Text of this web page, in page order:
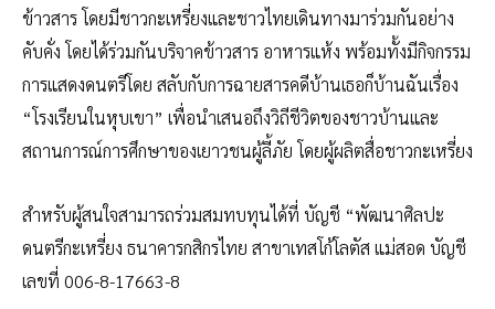
ข้าวสาร โดยมีชาวกะเหรี่ยงและชาวไทยเดินทางมาร่วมกันอย่าง
คับคั่ง โดยได้ร่วมกันบริจาคข้าวสาร อาหารแห้ง พร้อมทั้งมีกิจกรรม
การแสดงดนตรีโดย สลับกับการฉายสารคดีบ้านเธอก็บ้านฉันเรื่อง
“โรงเรียนในหุบเขา” เพื่อนำเสนอถึงวิถีชีวิตของชาวบ้านและ
สถานการณ์การศึกษาของเยาวชนผู้ลี้ภัย โดยผู้ผลิตสื่อชาวกะเหรี่ยง
สำหรับผู้สนใจสามารถร่วมสมทบทุนได้ที่ บัญชี “พัฒนาศิลปะ
ดนตรีกะเหรี่ยง ธนาคารกสิกรไทย สาขาเทสโก้โลตัส แม่สอด บัญชี
เลขที่ 006-8-17663-8